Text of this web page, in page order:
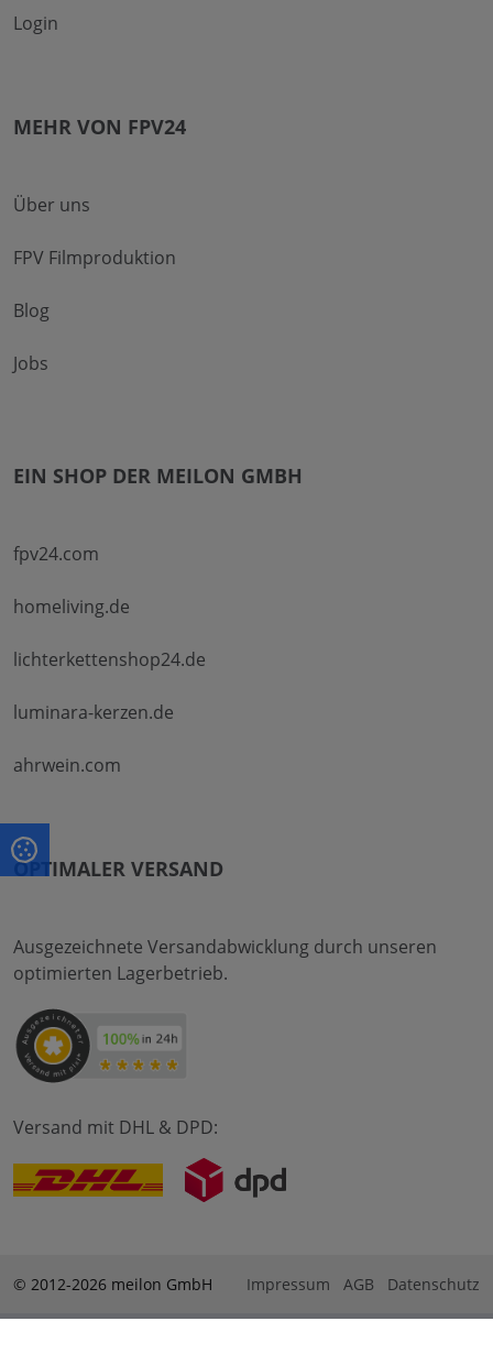
Login
MEHR VON FPV24
Über uns
FPV Filmproduktion
Blog
Jobs
EIN SHOP DER MEILON GMBH
fpv24.com
homeliving.de
lichterkettenshop24.de
luminara-kerzen.de
ahrwein.com
OPTIMALER VERSAND
Ausgezeichnete Versandabwicklung durch unseren
optimierten Lagerbetrieb.
Versand mit DHL & DPD:
© 2012-2026 meilon GmbH Impressum AGB Datenschutz